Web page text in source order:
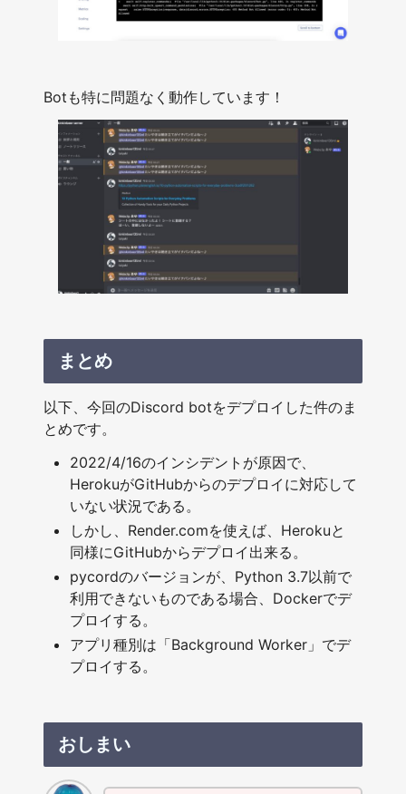
Botも特に問題なく動作しています！
まとめ
以下、今回のDiscord botをデプロイした件のま
とめです。
2022/4/16のインシデントが原因で、
HerokuがGitHubからのデプロイに対応して
いない状況である。
しかし、Render.comを使えば、Herokuと
同様にGitHubからデプロイ出来る。
pycordのバージョンが、Python 3.7以前で
利用できないものである場合、Dockerでデ
プロイする。
アプリ種別は「Background Worker」でデ
プロイする。
おしまい